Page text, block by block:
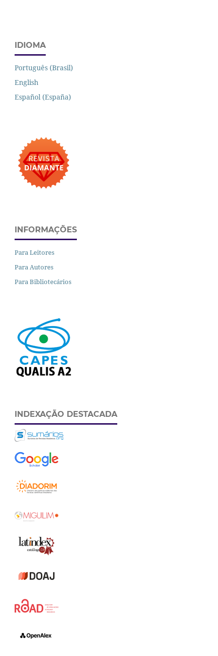
IDIOMA
Português (Brasil)
English
Español (España)
INFORMAÇÕES
Para Leitores
Para Autores
Para Bibliotecários
INDEXAÇÃO DESTACADA